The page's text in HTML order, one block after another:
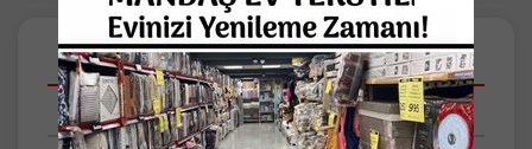
Açıklamalar
Taksit Seçenekleri